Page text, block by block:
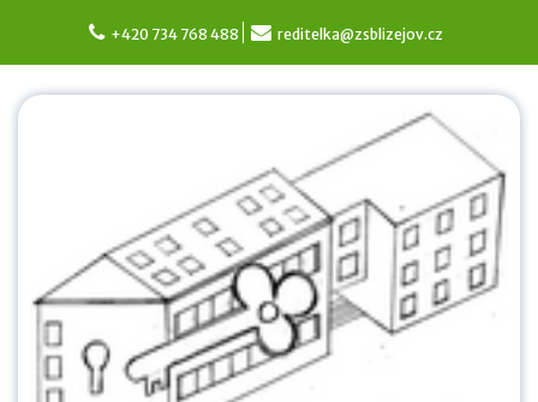
content
+420 734 768 488 reditelka@zsblizejov.cz